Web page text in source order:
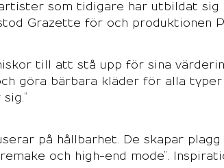
som tidigare har utbildat sig
Grazette för och produktionen
till att stå upp för sina
göra bärbara kläder för alla
på hållbarhet. De skapar
och high-end mode”.